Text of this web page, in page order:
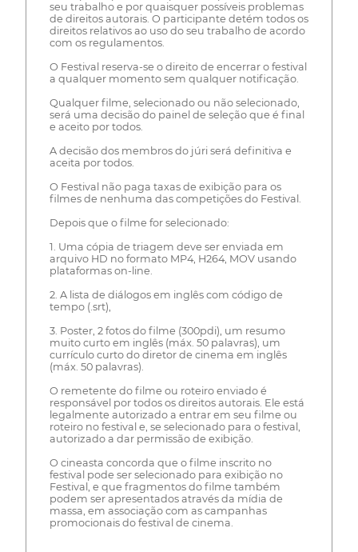
seu trabalho e por quaisquer possíveis problemas
de direitos autorais. O participante detém todos os
direitos relativos ao uso do seu trabalho de acordo
com os regulamentos.
O Festival reserva-se o direito de encerrar o festival
a qualquer momento sem qualquer notificação.
Qualquer filme, selecionado ou não selecionado,
será uma decisão do painel de seleção que é final
e aceito por todos.
A decisão dos membros do júri será definitiva e
aceita por todos.
O Festival não paga taxas de exibição para os
filmes de nenhuma das competições do Festival.
Depois que o filme for selecionado:
1. Uma cópia de triagem deve ser enviada em
arquivo HD no formato MP4, H264, MOV usando
plataformas on-line.
2. A lista de diálogos em inglês com código de
tempo (.srt),
3. Poster, 2 fotos do filme (300pdi), um resumo
muito curto em inglês (máx. 50 palavras), um
currículo curto do diretor de cinema em inglês
(máx. 50 palavras).
O remetente do filme ou roteiro enviado é
responsável por todos os direitos autorais. Ele está
legalmente autorizado a entrar em seu filme ou
roteiro no festival e, se selecionado para o festival,
autorizado a dar permissão de exibição.
O cineasta concorda que o filme inscrito no
festival pode ser selecionado para exibição no
Festival, e que fragmentos do filme também
podem ser apresentados através da mídia de
massa, em associação com as campanhas
promocionais do festival de cinema.